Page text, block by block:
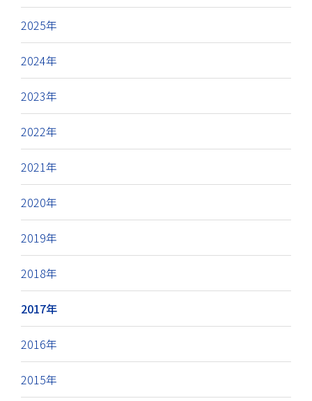
2025年
2024年
2023年
2022年
2021年
2020年
2019年
2018年
2017年
2016年
2015年